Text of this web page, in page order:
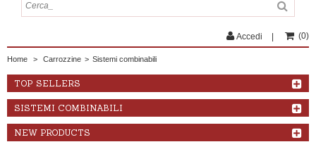
Accedi (0)
Home > Carrozzine > Sistemi combinabili
TOP SELLERS
SISTEMI COMBINABILI
NEW PRODUCTS